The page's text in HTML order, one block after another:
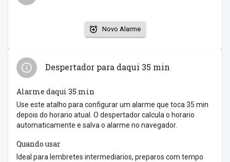
Novo Alarme
Despertador para daqui 35 min
Alarme daqui 35 min
Use este atalho para configurar um alarme que toca 35 min
depois do horario atual. O despertador calcula o horario
automaticamente e salva o alarme no navegador.
Quando usar
Ideal para lembretes intermediarios, preparos com tempo